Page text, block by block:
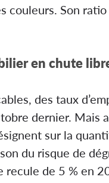
couleurs. Son
en chute
des taux
dernier. Mais
sur la
du risque de
de 5 % en